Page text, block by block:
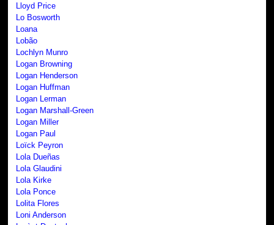
Lloyd Price
Lo Bosworth
Loana
Lobão
Lochlyn Munro
Logan Browning
Logan Henderson
Logan Huffman
Logan Lerman
Logan Marshall-Green
Logan Miller
Logan Paul
Loïck Peyron
Lola Dueñas
Lola Glaudini
Lola Kirke
Lola Ponce
Lolita Flores
Loni Anderson